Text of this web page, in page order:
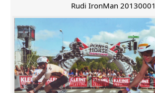
Rudi IronMan 20130001